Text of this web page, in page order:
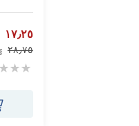
١٧٫٢٥
٢٨٫٧٥
Rating: